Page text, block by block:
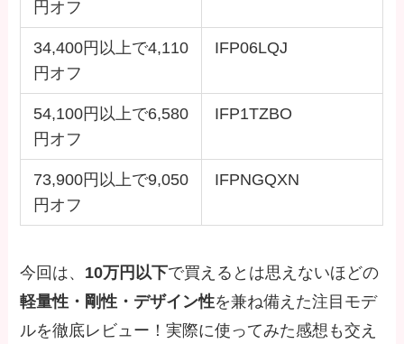
円オフ
34,400円以上で4,110
円オフ
IFP06LQJ
54,100円以上で6,580
円オフ
IFP1TZBO
73,900円以上で9,050
円オフ
IFPNGQXN
今回は、 10万円以下で買えるとは思えないほどの
軽量性・剛性・デザイン性を兼ね備えた注目モデ
ルを徹底レビュー！実際に使ってみた感想も交え